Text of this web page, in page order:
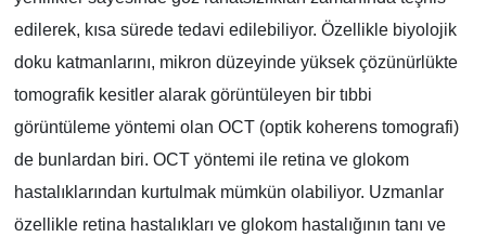
edilerek, kısa sürede tedavi edilebiliyor. Özellikle biyolojik
doku katmanlarını, mikron düzeyinde yüksek çözünürlükte
tomografik kesitler alarak görüntüleyen bir tıbbi
görüntüleme yöntemi olan OCT (optik koherens tomografi)
de bunlardan biri. OCT yöntemi ile retina ve glokom
hastalıklarından kurtulmak mümkün olabiliyor. Uzmanlar
özellikle retina hastalıkları ve glokom hastalığının tanı ve